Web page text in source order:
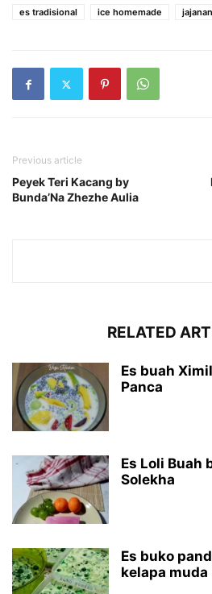
es tradisional
ice homemade
Previous article
Peyek Teri Kacang by
Bunda’Na Zhezhe Aulia
RELATED
Es buah
Panca
Es Loli Buah
Solekha
Es buko
kelapa